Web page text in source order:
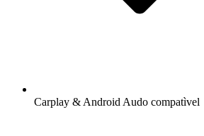
Carplay & Android Audo compatìvel